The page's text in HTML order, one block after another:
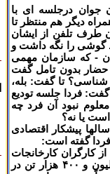
جوان درجلسه ای با
دیگر هم منتظر تا
طرف تلفن از ایشان
گوشی را نگه داشت و
- که سازمان مهمی
حضار بدون تامل گفت
شناسی؟ تا گفت: بله،
فردا جلسه تودیع
نبود آن فرد چه
یا نه؟
پیشکار اقتصادی
گفته است:
کارگران کارخانجات
و ۴۰۰ هزار تن در